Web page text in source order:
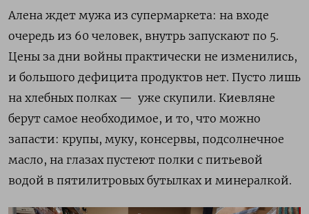
Алена ждет мужа из супермаркета: на входе
очередь из 60 человек, внутрь запускают по 5.
Цены за дни войны практически не изменились,
и большого дефицита продуктов нет. Пусто лишь
на хлебных полках — уже скупили. Киевляне
берут самое необходимое, и то, что можно
запасти: крупы, муку, консервы, подсолнечное
масло, на глазах пустеют полки с питьевой
водой в пятилитровых бутылках и минералкой.